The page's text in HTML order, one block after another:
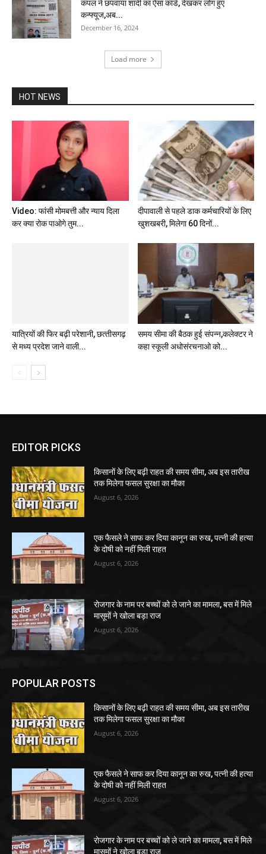
कपल ने छपवाया शादी का ऐसा कार्ड, देखकर लोग हुए
कन्फ्यूज,अब...
December 16, 2024
Load more
HOT NEWS
Video: फांसी मोमबत्ती और न्याय दिला
कर क्या रोक पाओगे तुम...
दीपावाली से पहले डाक कर्मचारियों के लिए
खुशखबरी, मिलेगा 60 दिनों...
समय सीमा की बैठक हुई संपन्न,कलेक्टर ने
कहा स्कूली अधोसंरचनाओ को...
EDITOR PICKS
किसानों के लिए बढ़ी राहत की समय सीमा, अब इस तारीख
तक मिलेगा फसल सुरक्षा का मौका
August 6, 2026
एक फैसले ने साफ कर दिया कानून का रुख, पत्नी की हत्या
के दोषी को नहीं मिली राहत
August 6, 2026
रोजगार के नाम पर बच्चों को ले जाने का मामला, बस में मिले
मासूमों ने खोला बड़ा राज
August 6, 2026
POPULAR POSTS
किसानों के लिए बढ़ी राहत की समय सीमा, अब इस तारीख
तक मिलेगा फसल सुरक्षा का मौका
August 6, 2026
एक फैसले ने साफ कर दिया कानून का रुख, पत्नी की हत्या
के दोषी को नहीं मिली राहत
August 6, 2026
रोजगार के नाम पर बच्चों को ले जाने का मामला, बस में मिले
मासूमों ने खोला बड़ा राज